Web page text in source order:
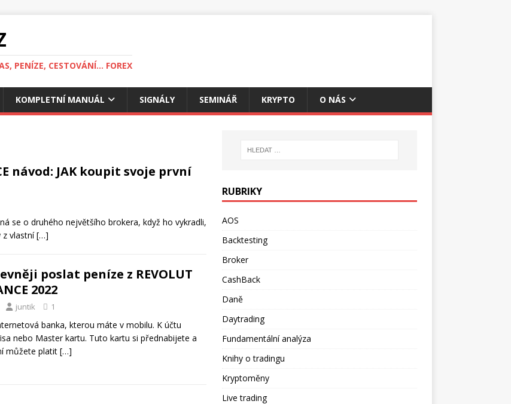
PENÍZE, CESTOVÁNÍ... FOREX
KOMPLETNÍ MANUÁL SIGNÁLY SEMINÁŘ KRYPTO O NÁS
návod: JAK koupit svoje první
se o druhého největšího brokera, když ho vykradli,
z vlastní[…]
poslat peníze z REVOLUT
2022
juntik 1
banka, kterou máte v mobilu. K účtu
nebo Master kartu. Tuto kartu si přednabijete a
můžete platit […]
RUBRIKY
AOS
Backtesting
Broker
CashBack
Daně
Daytrading
Fundamentální analýza
Knihy o tradingu
Kryptoměny
Live trading